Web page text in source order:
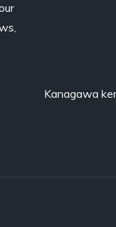
Kanagawa